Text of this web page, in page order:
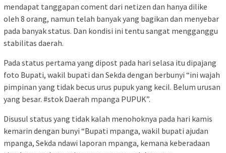
mendapat tanggapan coment dari netizen dan hanya dilike
oleh 8 orang, namun telah banyak yang bagikan dan menyebar
pada banyak status. Dan kondisi ini tentu sangat mengganggu
stabilitas daerah.
Pada status pertama yang dipost pada hari selasa itu dipajang
foto Bupati, wakil bupati dan Sekda dengan berbunyi “ini wajah
pimpinan yang tidak becus urus pupuk yang kecil. Belum urusan
yang besar. #stok Daerah mpanga PUPUK”.
Disusul status yang tidak kalah menohoknya pada hari kamis
kemarin dengan bunyi “Bupati mpanga, wakil bupati ajudan
mpanga, Sekda ndawi laporan mpanga, kemana keberadaan